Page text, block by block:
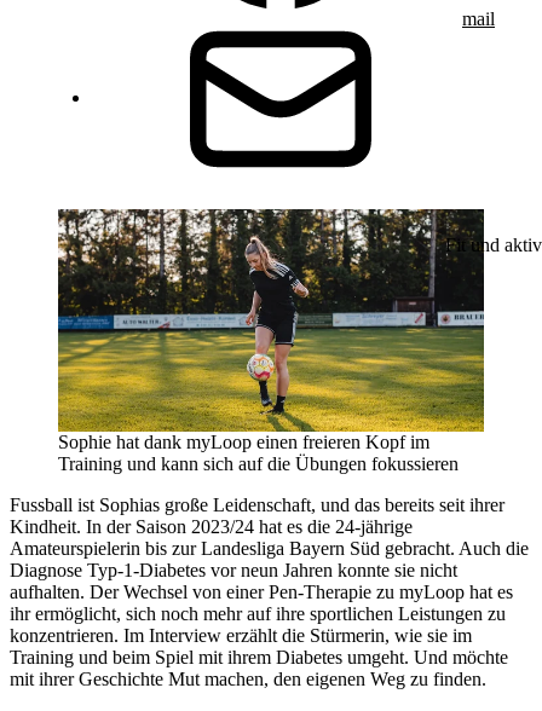
mail
Fit und aktiv
Sophie hat dank myLoop einen freieren Kopf im
Training und kann sich auf die Übungen fokussieren
Fussball ist Sophias große Leidenschaft, und das bereits seit ihrer
Kindheit. In der Saison 2023/24 hat es die 24-jährige
Amateurspielerin bis zur Landesliga Bayern Süd gebracht. Auch die
Diagnose Typ-1-Diabetes vor neun Jahren konnte sie nicht
aufhalten. Der Wechsel von einer Pen-Therapie zu myLoop hat es
ihr ermöglicht, sich noch mehr auf ihre sportlichen Leistungen zu
konzentrieren. Im Interview erzählt die Stürmerin, wie sie im
Training und beim Spiel mit ihrem Diabetes umgeht. Und möchte
mit ihrer Geschichte Mut machen, den eigenen Weg zu finden.